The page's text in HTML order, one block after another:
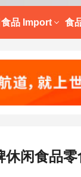
品 Import
休闲食品